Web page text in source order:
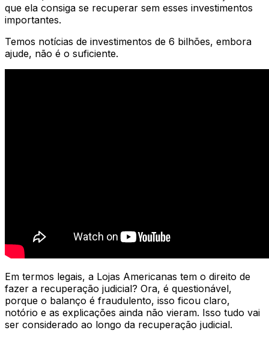
que ela consiga se recuperar sem esses investimentos
importantes.
Temos notícias de investimentos de 6 bilhões, embora
ajude, não é o suficiente.
Em termos legais, a Lojas Americanas tem o direito de
fazer a recuperação judicial? Ora, é questionável,
porque o balanço é fraudulento, isso ficou claro,
notório e as explicações ainda não vieram. Isso tudo vai
ser considerado ao longo da recuperação judicial.